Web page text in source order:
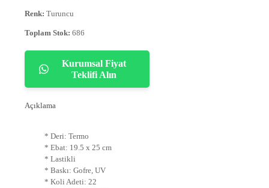
Renk: Turuncu
Toplam Stok: 686
Kurumsal Fiyat
Teklifi Alın
Açıklama
* Deri: Termo
* Ebat: 19.5 x 25 cm
* Lastikli
* Baskı: Gofre, UV
* Koli Adeti: 22